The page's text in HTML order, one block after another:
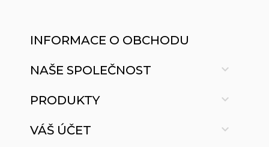
INFORMACE O OBCHODU
NAŠE SPOLEČNOST 
PRODUKTY 
VÁŠ ÚČET 